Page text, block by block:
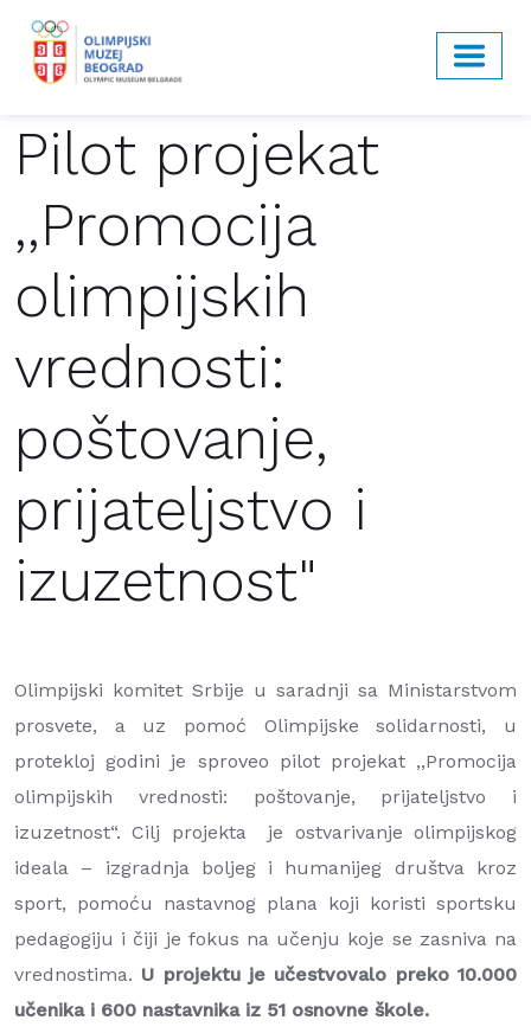
Pilot projekat
,,Promocija
olimpijskih
vrednosti:
poštovanje,
prijateljstvo i
izuzetnost"
Olimpijski komitet Srbije u saradnji sa Ministarstvom
prosvete, a uz pomoć Olimpijske solidarnosti, u
protekloj godini je sproveo pilot projekat ,,Promocija
olimpijskih vrednosti: poštovanje, prijateljstvo i
izuzetnost“. Cilj projekta je ostvarivanje olimpijskog
ideala – izgradnja boljeg i humanijeg društva kroz
sport, pomoću nastavnog plana koji koristi sportsku
pedagogiju i čiji je fokus na učenju koje se zasniva na
vrednostima. U projektu je učestvovalo preko 10.000
učenika i 600 nastavnika iz 51 osnovne škole.